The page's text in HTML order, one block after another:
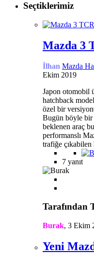
Seçtiklerimiz
Mazda 3
İlhan Mazda
Ekim 2019
Japon otomobil
hatchback
özel bir
Bugün böyle bir
beklenen araç
performanslı
trafiğe çıkabilen
7 yanıt
Tarafından
Burak, 3 Ekim
Yeni